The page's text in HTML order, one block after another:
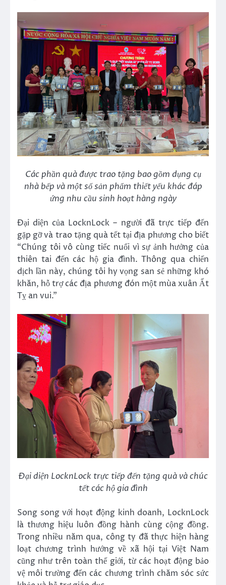
Các phần quà được trao tặng bao gồm dụng cụ
nhà bếp và một số sản phẩm thiết yếu khác đáp
ứng nhu cầu sinh hoạt hàng ngày
Đại diện của LocknLock – người đã trực tiếp đến
gặp gỡ và trao tặng quà tết tại địa phương cho biết
“Chúng tôi vô cùng tiếc nuối vì sự ảnh hưởng của
thiên tai đến các hộ gia đình. Thông qua chiến
dịch lần này, chúng tôi hy vọng san sẻ những khó
khăn, hỗ trợ các địa phương đón một mùa xuân Ất
Tỵ an vui.”
Đại diện LocknLock trực tiếp đến tặng quà và chúc
tết các hộ gia đình
Song song với hoạt động kinh doanh, LocknLock
là thương hiệu luôn đồng hành cùng cộng đồng.
Trong nhiều năm qua, công ty đã thực hiện hàng
loạt chương trình hướng về xã hội tại Việt Nam
cũng như trên toàn thế giới, từ các hoạt động bảo
vệ môi trường đến các chương trình chăm sóc sức